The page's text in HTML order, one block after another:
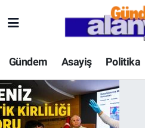
Gündem Asayiş Politika